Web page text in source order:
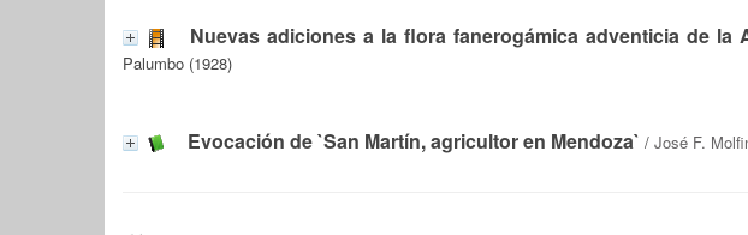
Nuevas adiciones a la flora fanerogámica adventicia de la
Palumbo (1928)
Evocación de `San Martín, agricultor en Mendoza` / José F.